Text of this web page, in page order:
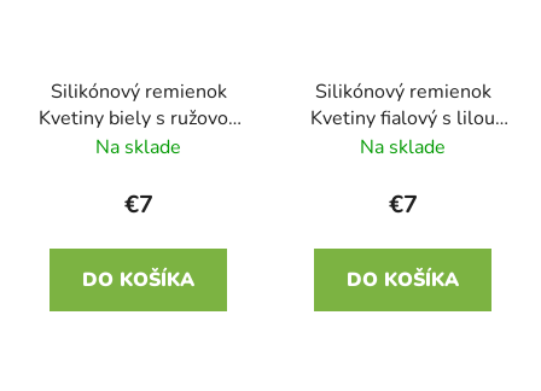
Silikónový remienok
Kvetiny biely s ružovou
22mm
Na sklade
€7
DO KOŠÍKA
Silikónový remienok
Kvetiny fialový s lilou
22mm
Na sklade
€7
DO KOŠÍKA